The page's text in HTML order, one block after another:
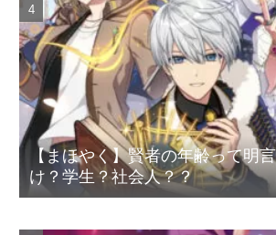
【まほやく】賢者の年齢って明
け？学生？社会人？？